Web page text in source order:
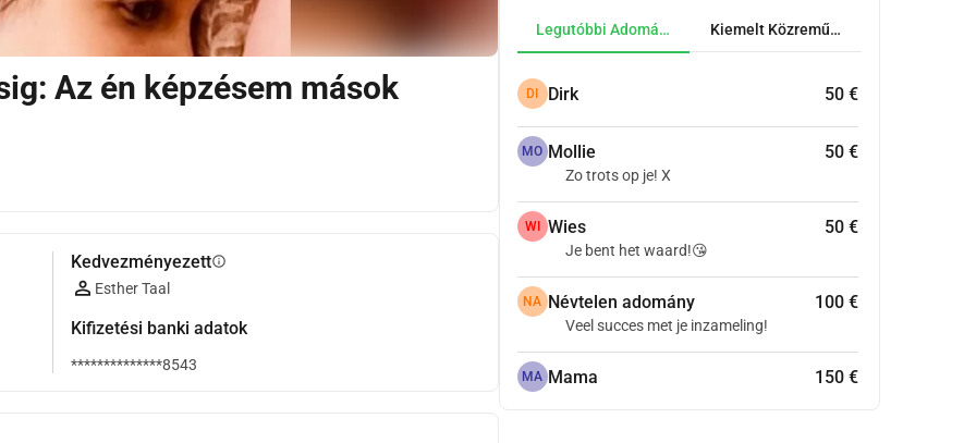
Az én képzésem mások
Kedvezményezettinfo
Esther Taal
Kifizetési banki adatok
**************8543
Legutóbbi Adományok Kiemelt Közreműködők
DI Dirk 50 €
MO Mollie 50 €
Zo trots op je! X
WI Wies 50 €
Je bent het waard!😘
NA Névtelen adomány 100 €
Veel succes met je inzameling!
MA Mama 150 €